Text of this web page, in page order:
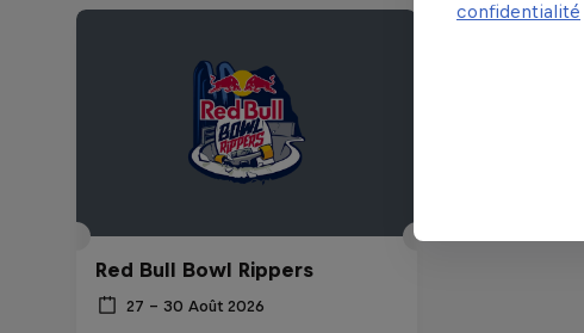
Red Bull Bowl Rippers
27 – 30 Août 2026
confidentialité